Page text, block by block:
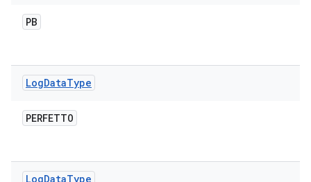
PB
LogDataType
PERFETTO
LogDataType